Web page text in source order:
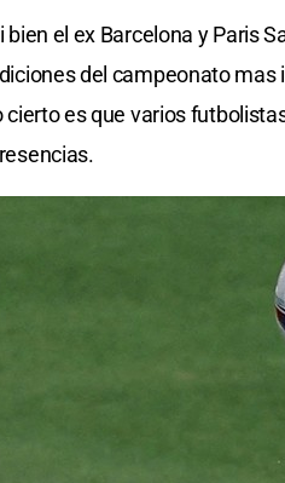
bien el ex Barcelona y Paris
del campeonato mas
cierto es que varios